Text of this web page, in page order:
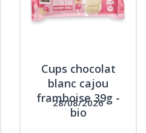
Cups chocolat
blanc cajou
framboise 39g -
bio
28/08/2026